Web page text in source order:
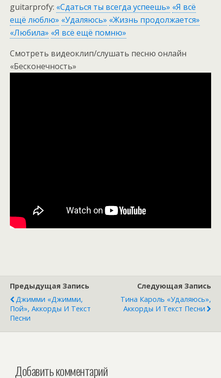
guitarprofy: «Сдаться ты всегда успеешь» «Я всё
ещё люблю» «Удаляюсь» «Жизнь продолжается»
«Любила» «Я всё ещё помню»
Смотреть видеоклип/слушать песню онлайн
«Бесконечность»
Предыдущая Запись
Джимми «Джимми,
Пой», Аккорды И Текст
Песни
Следующая Запись
Тина Кароль «Удаляюсь»,
Аккорды И Текст Песни
Добавить комментарий